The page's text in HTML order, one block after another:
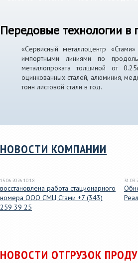
Передовые технологии в
«Сервисный металлоцентр
импортными линиями по
металлопроката толщиной от
оцинкованных сталей, алюминия,
тонн листовой стали в год.
НОВОСТИ КОМПАНИИ
15.06.2026 10:18
восстановлена работа стационарного
номера ООО СМЦ Стами +7 (343)
259 39 25
НОВОСТИ ОТГРУЗОК